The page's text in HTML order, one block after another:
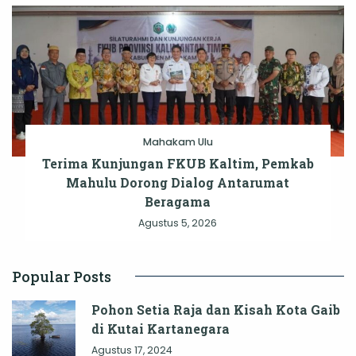
Mahakam Ulu
Terima Kunjungan FKUB Kaltim, Pemkab
Mahulu Dorong Dialog Antarumat
Beragama
Agustus 5, 2026
Popular Posts
Pohon Setia Raja dan Kisah Kota Gaib
di Kutai Kartanegara
Agustus 17, 2024